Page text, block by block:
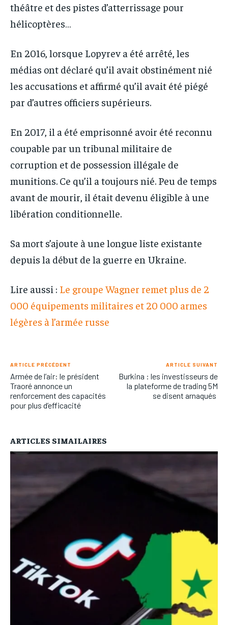
théâtre et des pistes d’atterrissage pour
hélicoptères…
En 2016, lorsque Lopyrev a été arrêté, les
médias ont déclaré qu’il avait obstinément nié
les accusations et affirmé qu’il avait été piégé
par d’autres officiers supérieurs.
En 2017, il a été emprisonné avoir été reconnu
coupable par un tribunal militaire de
corruption et de possession illégale de
munitions. Ce qu’il a toujours nié. Peu de temps
avant de mourir, il était devenu éligible à une
libération conditionnelle.
Sa mort s’ajoute à une longue liste existante
depuis la début de la guerre en Ukraine.
Lire aussi : Le groupe Wagner remet plus de 2
000 équipements militaires et 20 000 armes
légères à l’armée russe
ARTICLE PRÉCÉDENT
Armée de l’air: le président
Traoré annonce un
renforcement des capacités
pour plus d’efficacité
ARTICLE SUIVANT
Burkina : les investisseurs de
la plateforme de trading 5M
se disent arnaqués
ARTICLES SIMAILAIRES